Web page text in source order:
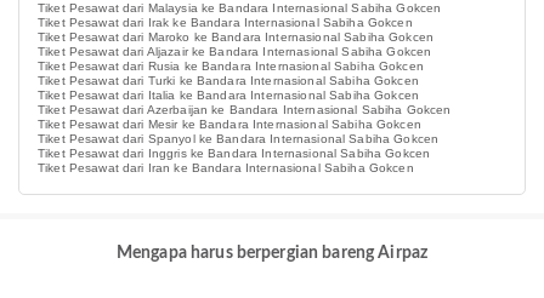
Tiket Pesawat dari Malaysia ke Bandara Internasional Sabiha Gokcen
Tiket Pesawat dari Irak ke Bandara Internasional Sabiha Gokcen
Tiket Pesawat dari Maroko ke Bandara Internasional Sabiha Gokcen
Tiket Pesawat dari Aljazair ke Bandara Internasional Sabiha Gokcen
Tiket Pesawat dari Rusia ke Bandara Internasional Sabiha Gokcen
Tiket Pesawat dari Turki ke Bandara Internasional Sabiha Gokcen
Tiket Pesawat dari Italia ke Bandara Internasional Sabiha Gokcen
Tiket Pesawat dari Azerbaijan ke Bandara Internasional Sabiha Gokcen
Tiket Pesawat dari Mesir ke Bandara Internasional Sabiha Gokcen
Tiket Pesawat dari Spanyol ke Bandara Internasional Sabiha Gokcen
Tiket Pesawat dari Inggris ke Bandara Internasional Sabiha Gokcen
Tiket Pesawat dari Iran ke Bandara Internasional Sabiha Gokcen
Mengapa harus berpergian bareng Airpaz